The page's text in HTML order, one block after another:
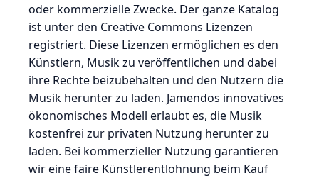
oder kommerzielle Zwecke. Der ganze Katalog
ist unter den Creative Commons Lizenzen
registriert. Diese Lizenzen ermöglichen es den
Künstlern, Musik zu veröffentlichen und dabei
ihre Rechte beizubehalten und den Nutzern die
Musik herunter zu laden. Jamendos innovatives
ökonomisches Modell erlaubt es, die Musik
kostenfrei zur privaten Nutzung herunter zu
laden. Bei kommerzieller Nutzung garantieren
wir eine faire Künstlerentlohnung beim Kauf